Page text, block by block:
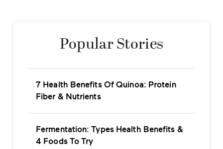
Popular Stories
7 Health Benefits Of Quinoa: Protein
Fiber & Nutrients
Fermentation: Types Health Benefits &
4 Foods To Try